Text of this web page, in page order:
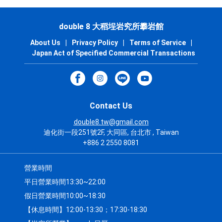
double 8 大稻埕岩究所攀岩館
About Us Privacy Policy Terms of Service
Japan Act of Specified Commercial Transactions
Contact Us
double8.tw@gmail.com
迪化街一段251號2F, 大同區, 台北市 , Taiwan
+886 2 2550 8081
營業時間
平日營業時間13:30~22:00
假日營業時間10:00~18:30
【休息時間】12:00-13:30；17:30-18:30